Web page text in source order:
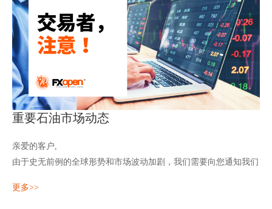
重要石油市场动态
亲爱的客户,
由于史无前例的全球形势和市场波动加剧，我们需要向您通知我们
XBRUSD）。
由于石油有可能再次跌至负价，许多平台无法显示这些负价。 从
更多>>